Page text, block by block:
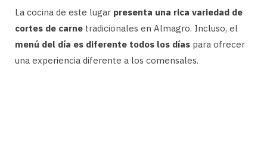
La cocina de este lugar presenta una rica variedad de
cortes de carne tradicionales en Almagro. Incluso, el
menú del día es diferente todos los días para ofrecer
una experiencia diferente a los comensales.